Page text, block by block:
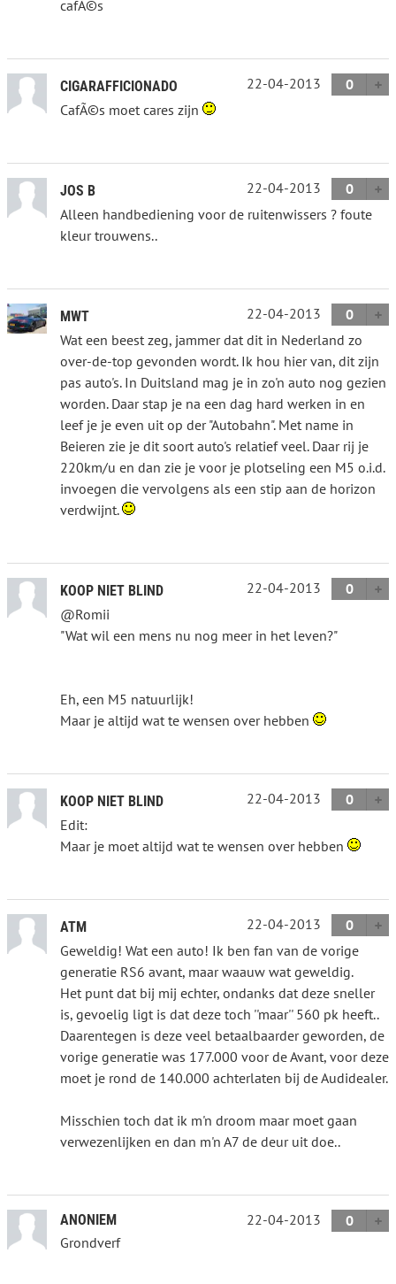
cafÃ©s
CIGARAFFICIONADO 22-04-2013
0
CafÃ©s moet cares zijn
JOS B 22-04-2013
0
Alleen handbediening voor de ruitenwissers ? foute
kleur trouwens..
MWT 22-04-2013
0
Wat een beest zeg, jammer dat dit in Nederland zo
over-de-top gevonden wordt. Ik hou hier van, dit zijn
pas auto's. In Duitsland mag je in zo'n auto nog gezien
worden. Daar stap je na een dag hard werken in en
leef je je even uit op der "Autobahn". Met name in
Beieren zie je dit soort auto's relatief veel. Daar rij je
220km/u en dan zie je voor je plotseling een M5 o.i.d.
invoegen die vervolgens als een stip aan de horizon
verdwijnt.
KOOP NIET BLIND 22-04-2013
0
@Romii
"Wat wil een mens nu nog meer in het leven?"
Eh, een M5 natuurlijk!
Maar je altijd wat te wensen over hebben
KOOP NIET BLIND 22-04-2013
0
Edit:
Maar je moet altijd wat te wensen over hebben
ATM 22-04-2013
0
Geweldig! Wat een auto! Ik ben fan van de vorige
generatie RS6 avant, maar waauw wat geweldig.
Het punt dat bij mij echter, ondanks dat deze sneller
is, gevoelig ligt is dat deze toch ''maar'' 560 pk heeft..
Daarentegen is deze veel betaalbaarder geworden, de
vorige generatie was 177.000 voor de Avant, voor deze
moet je rond de 140.000 achterlaten bij de Audidealer.
Misschien toch dat ik m'n droom maar moet gaan
verwezenlijken en dan m'n A7 de deur uit doe..
ANONIEM 22-04-2013
0
Grondverf